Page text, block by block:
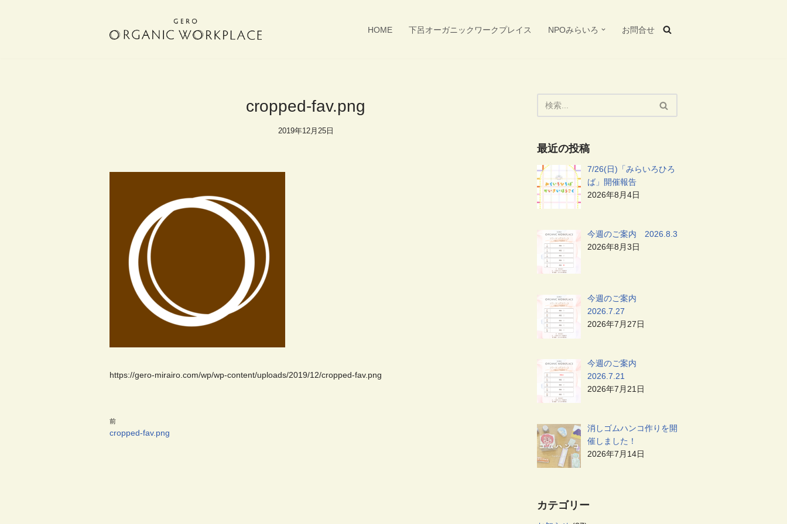
HOME 下呂オーガニックワークプレイス NPOみらいろ お問合せ
cropped-fav.png
2019年12月25日
https://gero-mirairo.com/wp/wp-content/uploads/2019/12/cropped-fav.png
前
cropped-fav.png
最近の投稿
7/26(日)「みらいろひろ
ば」開催報告
2026年8月4日
今週のご案内 2026.8.3
2026年8月3日
今週のご案内
2026.7.27
2026年7月27日
今週のご案内
2026.7.21
2026年7月21日
消しゴムハンコ作りを開
催しました！
2026年7月14日
カテゴリー